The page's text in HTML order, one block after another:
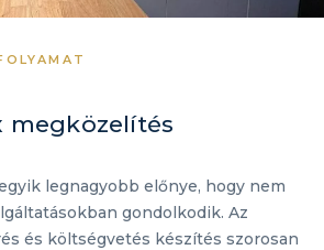
megközelítés
legnagyobb előnye, hogy nem
gondolkodik. Az
és költségvetés készítés szorosan